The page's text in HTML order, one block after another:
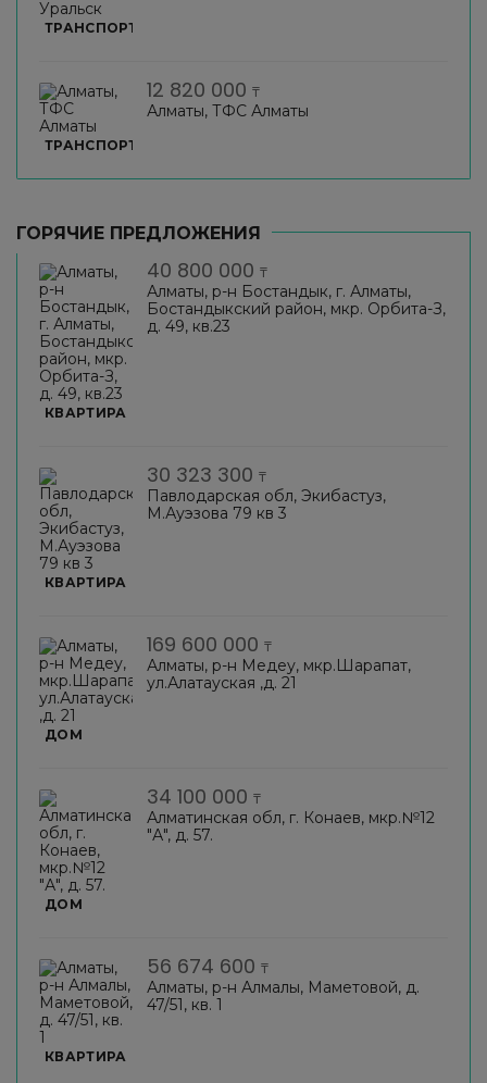
ТРАНСПОРТ
ТРАНСПОРТ
12 820 000 ₸
Алматы, ТФС Алматы
ГОРЯЧИЕ ПРЕДЛОЖЕНИЯ
КВАРТИРА
40 800 000 ₸
Алматы, р-н Бостандык, г. Алматы,
Бостандыкский район, мкр. Орбита-З,
д. 49, кв.23
КВАРТИРА
30 323 300 ₸
Павлодарская обл, Экибастуз,
М.Ауэзова 79 кв 3
ДОМ
169 600 000 ₸
Алматы, р-н Медеу, мкр.Шарапат,
ул.Алатауская ,д. 21
ДОМ
34 100 000 ₸
Алматинская обл, г. Конаев, мкр.№12
"А", д. 57.
КВАРТИРА
56 674 600 ₸
Алматы, р-н Алмалы, Маметовой, д.
47/51, кв. 1